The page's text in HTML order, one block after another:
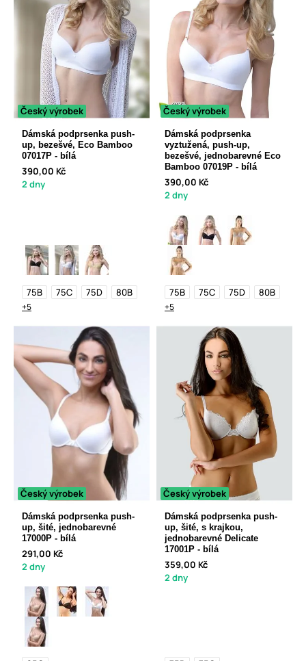
Český výrobek
Dámská podprsenka push-
up, bezešvé, Eco Bamboo
07017P - bílá
390,00 Kč
2 dny
75B 75C 75D 80B
+5
Český výrobek
Dámská podprsenka
vyztužená, push-up,
bezešvé, jednobarevné Eco
Bamboo 07019P - bílá
390,00 Kč
2 dny
75B 75C 75D 80B
+5
Český výrobek
Dámská podprsenka push-
up, šité, jednobarevné
17000P - bílá
291,00 Kč
2 dny
Český výrobek
Dámská podprsenka push-
up, šité, s krajkou,
jednobarevné Delicate
17001P - bílá
359,00 Kč
2 dny